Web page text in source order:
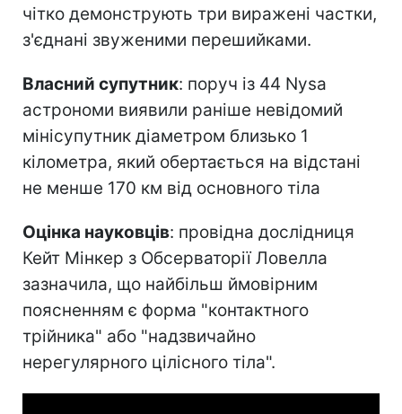
чітко демонструють три виражені частки,
з'єднані звуженими перешийками.
Власний супутник: поруч із 44 Nysa
астрономи виявили раніше невідомий
мінісупутник діаметром близько 1
кілометра, який обертається на відстані
не менше 170 км від основного тіла
Оцінка науковців: провідна дослідниця
Кейт Мінкер з Обсерваторії Ловелла
зазначила, що найбільш ймовірним
поясненням є форма "контактного
трійника" або "надзвичайно
нерегулярного цілісного тіла".